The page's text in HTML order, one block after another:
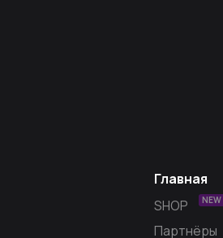
Главная
SHOP
NEW
Партнёры